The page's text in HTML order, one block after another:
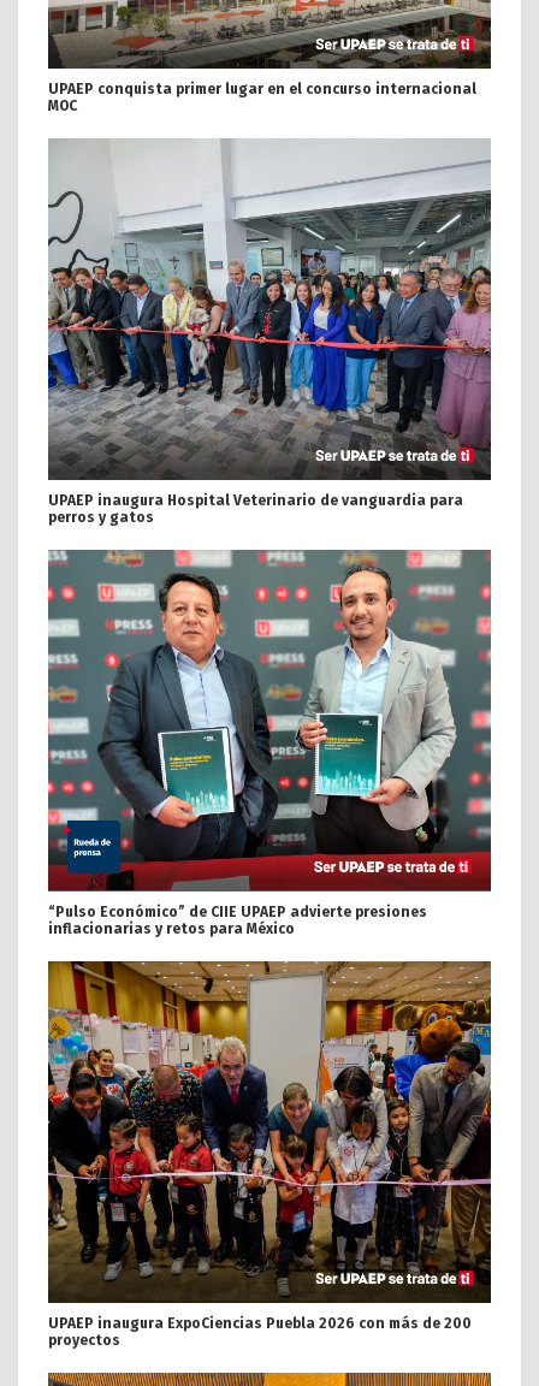
UPAEP conquista primer lugar en el concurso internacional
MOC
UPAEP inaugura Hospital Veterinario de vanguardia para
perros y gatos
“Pulso Económico” de CIIE UPAEP advierte presiones
inflacionarias y retos para México
UPAEP inaugura ExpoCiencias Puebla 2026 con más de 200
proyectos